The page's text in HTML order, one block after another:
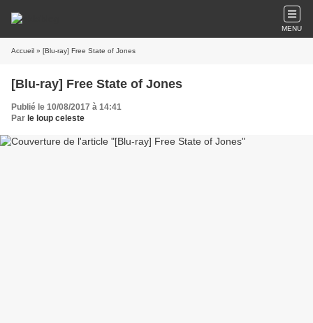
MENU
Accueil » [Blu-ray] Free State of Jones
[Blu-ray] Free State of Jones
Publié le 10/08/2017 à 14:41
Par le loup celeste